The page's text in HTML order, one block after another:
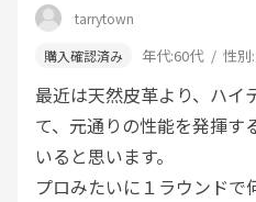
tarrytown
年代:60代 性別:
最近は天然皮革より、ハイ
て、元通りの性能を発揮す
いると思います。
プロみたいに１ラウンド